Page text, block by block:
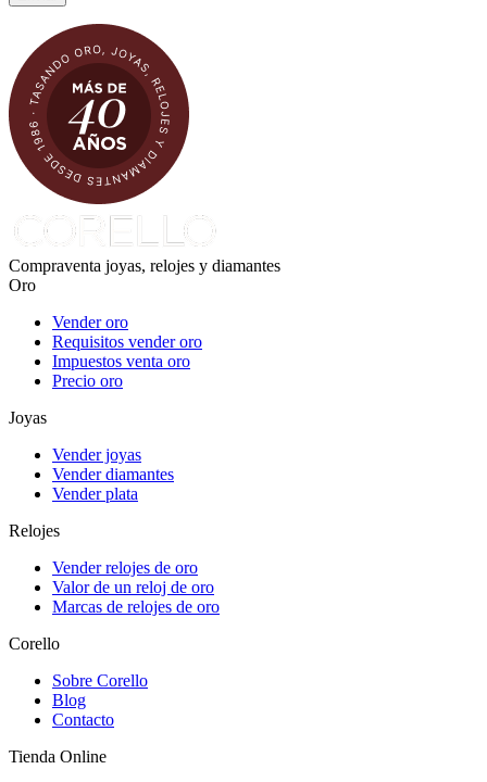
Compraventa joyas, relojes y diamantes
Oro
Vender oro
Requisitos vender oro
Impuestos venta oro
Precio oro
Joyas
Vender joyas
Vender diamantes
Vender plata
Relojes
Vender relojes de oro
Valor de un reloj de oro
Marcas de relojes de oro
Corello
Sobre Corello
Blog
Contacto
Tienda Online